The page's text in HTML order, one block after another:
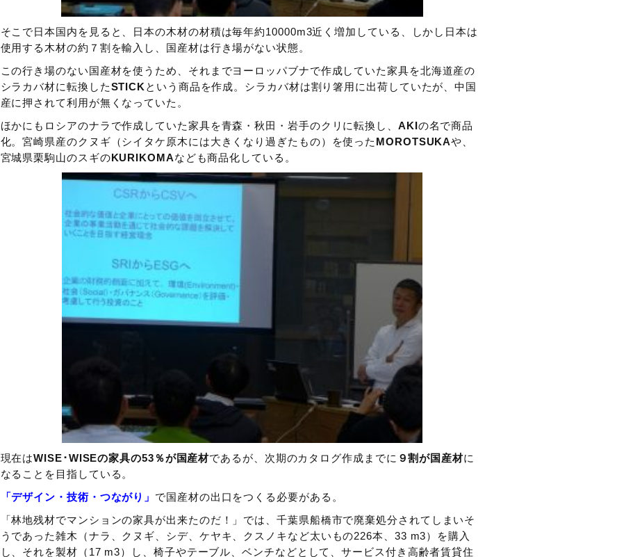
そこで日本国内を見ると、日本の木材の材積は毎年約10000m3近く増加している、しかし日本は
使用する木材の約７割を輸入し、国産材は行き場がない状態。
この行き場のない国産材を使うため、それまでヨーロッパブナで作成していた家具を北海道産の
シラカバ材に転換したSTICK という商品を作成。シラカバ材は割り箸用に出荷していたが、中国
産に押されて利用が無くなっていた。
ほかにもロシアのナラで作成していた家具を青森・秋田・岩手のクリに転換し、 AKIの名で商品
化。宮崎県産のクヌギ（シイタケ原木には大きくなり過ぎたもの）を使った MOROTSUKAや、
宮城県栗駒山のスギのKURIKOMAなども商品化している。
現在はWISE･WISEの家具の53％が国産材であるが、次期のカタログ作成までに ９割が国産材に
なることを目指している。
「デザイン・技術・つながり」 で国産材の出口をつくる必要がある。
「林地残材でマンションの家具が出来たのだ！」では、千葉県船橋市で廃棄処分されてしまいそ
うであった雑木（ナラ、クヌギ、シデ、ケヤキ、クスノキなど太いもの226本、33 m3）を購入
し、それを製材（17 m3）し、椅子やテーブル、ベンチなどとして、サービス付き高齢者賃貸住